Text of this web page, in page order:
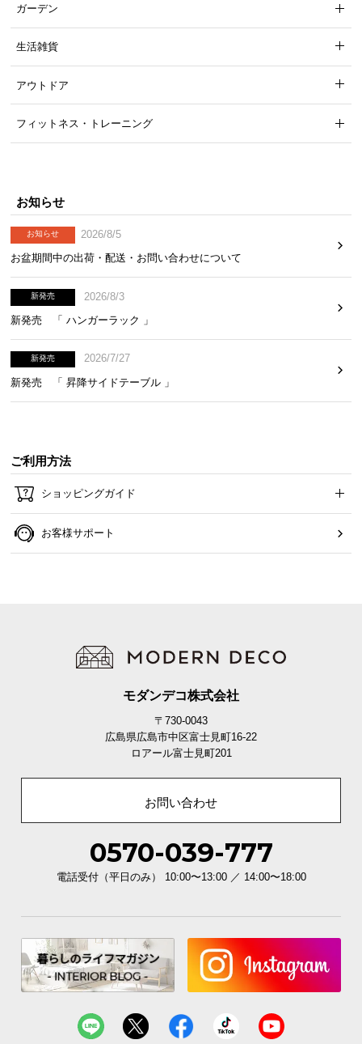
体を支える2層ウレタン
かく体を支持。2層にすることで、
より安定した寝心地を実現します。
ウレタンの厚み比較
従来品
1㎝
ウレタンの厚みは従来品の2倍!
側面全面を3Dメッシュ生地にすることで、通気性を
大幅に改善しました。
空気を循環させる3Dメ
表地と裏地の間に層を設
けた構造で、熱や湿気を
ボリューム感のあるキルティングは、ポリエステル1
00%でサラサラと心地良い触り心地です。
ガーデン
生活雑貨
アウトドア
フィットネス・トレーニング
お知らせ
お知らせ
2026/8/5
お盆期間中の出荷・配送・お問い合わせについて
新発売
2026/8/3
新発売 「 ハンガーラック 」
新発売
2026/7/27
新発売 「 昇降サイドテーブル 」
ご利用方法
ショッピングガイド
お客様サポート
モダンデコ株式会社
〒730-0043
広島県広島市中区富士見町16-22
ロアール富士見町201
お問い合わせ
0570-039-777
電話受付（平日のみ） 10:00〜13:00 ／ 14:00〜18:00